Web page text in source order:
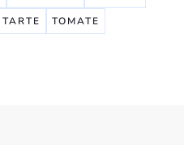
TARTE
TOMATE